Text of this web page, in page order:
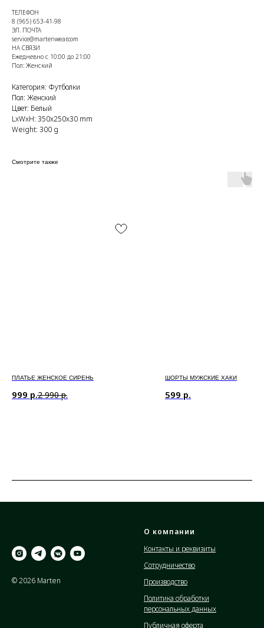
ТЕЛЕФОН
8 (965) 653-41-98
ЭЛ. ПОЧТА
service@martenwear.com
НА СВЯЗИ
Ежедневно с 10:00 до 21:00
Пол: Женский
Категория: Футболки
Пол: Женский
Цвет: Белый
LxWxH: 350x250x30 mm
Weight: 300 g
Смотрите также
ПЛАТЬЕ ЖЕНСКОЕ СИРЕНЬ
999 р.2 990 р.
ШОРТЫ МУЖСКИЕ ХАКИ
599 р.
© 2026 Marten
О компании
Контакты и реквизиты
Сотрудничество
Производство
Политика обработки
персональных данных
Публичная оферта